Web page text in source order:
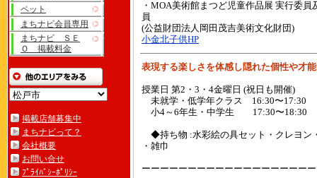
ペット
まちナビ会員専用
まちナビ ＳＥ
Ｏ 掲載料金
掲載店舗募集中
まちナビって？
会社概要
お問い合せ
ﾌﾟﾗｲﾊﾞｼｰﾎﾟﾘｼｰ
・MOA美術館まつど児童作品展 実行委員
員
(公益財団法人岡田茂吉美術文化財団)
小金北子供HP
表現する楽しさを体感し隠れた個性や才
授業日 第2・3・4金曜日 (祝日も開催)
未就学・低学年クラス 16:30〜17:30
小4～6年生・中学生 17:30〜18:30
◆持ち物 :水彩絵の具セット・クレヨン
・雑巾
ーーーーーーーーーーーーーーーーーー